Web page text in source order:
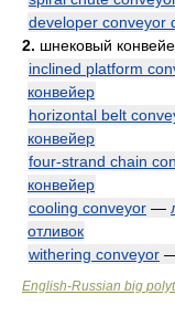
developer conveyor
2. шнековый
inclined platform
конвейер
horizontal belt
конвейер
four-strand chain
конвейер
cooling conveyor —
отливок
withering conveyor
English-Russian big